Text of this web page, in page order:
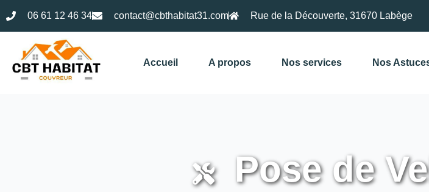
06 61 12 46 34 contact@cbthabitat31.com Rue de la Découverte, 31670 Labège
Accueil A propos Nos services Nos
Pose de